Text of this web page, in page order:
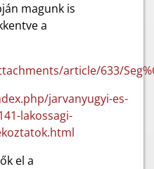
magunk is
a
article/633/
jarvanyugyi-es-
lakossagi-
el a